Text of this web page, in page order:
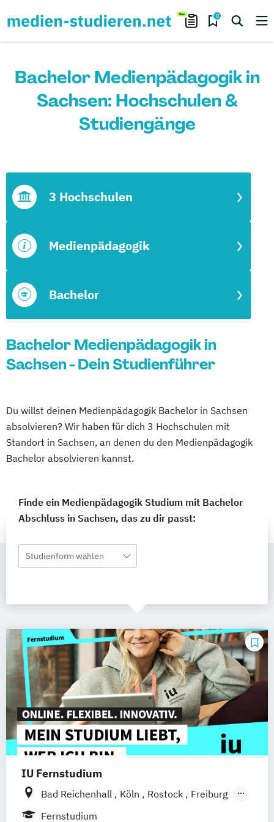
0
Bachelor Medienpädagogik in
Sachsen: Hochschulen &
Studiengänge
Bachelor
Medienpädagogik
3 Hochschulen
Bachelor Medienpädagogik in
Sachsen - Dein Studienführer
Du willst deinen Medienpädagogik Bachelor in Sachsen
absolvieren? Wir haben für dich 3 Hochschulen mit
Standort in Sachsen, an denen du den Medienpädagogik
Bachelor absolvieren kannst.
Finde ein Medienpädagogik Studium mit Bachelor
Abschluss in Sachsen, das zu dir passt:
Studienform wählen
IU Fernstudium
Bad Reichenhall Köln Rostock
Freiburg
Kiel
Frankfurt am Main
Fernstudium